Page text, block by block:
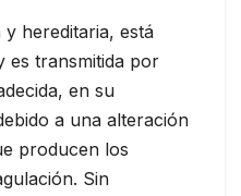
y hereditaria, está
es transmitida por
en su
a una alteración
producen los
Sin